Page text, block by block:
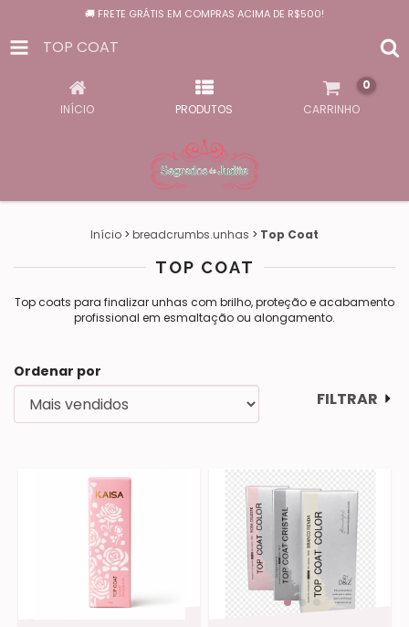
🚚 FRETE GRÁTIS EM COMPRAS ACIMA DE R$500!
TOP COAT
INÍCIO PRODUTOS CARRINHO
0
Início > breadcrumbs.unhas > Top Coat
TOP COAT
Top coats para finalizar unhas com brilho, proteção e acabamento
profissional em esmaltação ou alongamento.
Ordenar por
FILTRAR